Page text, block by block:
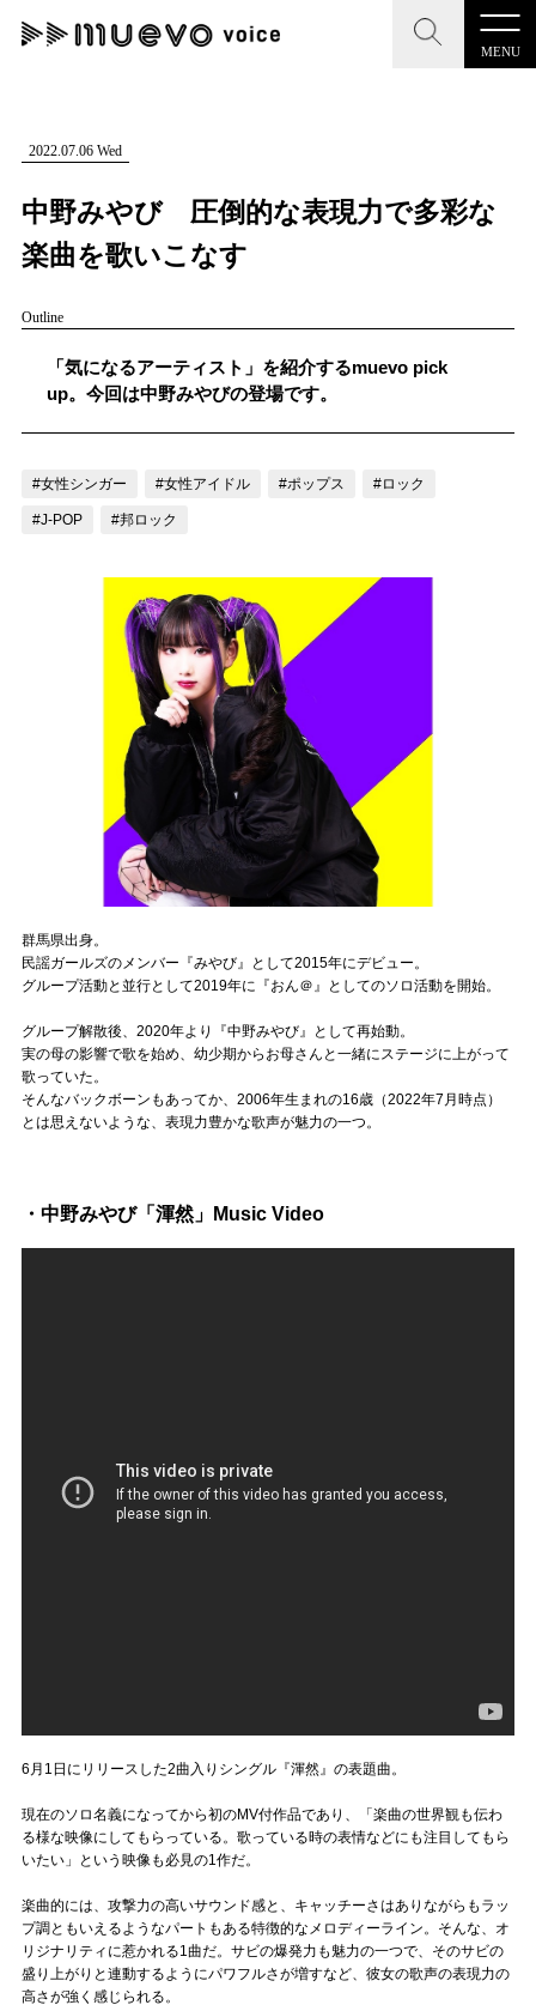
MENU
CLOSE
記事を検索する
人気ワード
#男性SSW #ポップス #女性SSW
CLOSE
"読者の声を形にする”音楽特化メディア
MENU
記事一覧
お問い合わせ
muevoクラウドファンディング
muevoコミュニティ
ぶいクラ！by muevo
ぶいコミュ！by muevo
ぶいマガ！ by muevo
Follow us
Official SNS
2022.07.06 Wed
中野みやび 圧倒的な表現力で多彩な
楽曲を歌いこなす
Outline
「気になるアーティスト」を紹介するmuevo pick
up。今回は中野みやびの登場です。
#女性シンガー #女性アイドル #ポップス #ロック
#J-POP #邦ロック
群馬県出身。
民謡ガールズのメンバー『みやび』として2015年にデビュー。
グループ活動と並行として2019年に『おん＠』としてのソロ活動を開始。
グループ解散後、2020年より『中野みやび』として再始動。
実の母の影響で歌を始め、幼少期からお母さんと一緒にステージに上がって
歌っていた。
そんなバックボーンもあってか、2006年生まれの16歳（2022年7月時点）
とは思えないような、表現力豊かな歌声が魅力の一つ。
・中野みやび「渾然」Music Video
6月1日にリリースした2曲入りシングル『渾然』の表題曲。
現在のソロ名義になってから初のMV付作品であり、「楽曲の世界観も伝わ
る様な映像にしてもらっている。歌っている時の表情などにも注目してもら
いたい」という映像も必見の1作だ。
楽曲的には、攻撃力の高いサウンド感と、キャッチーさはありながらもラッ
プ調ともいえるようなパートもある特徴的なメロディーライン。そんな、オ
リジナリティに惹かれる1曲だ。サビの爆発力も魅力の一つで、そのサビの
盛り上がりと連動するようにパワフルさが増すなど、彼女の歌声の表現力の
高さが強く感じられる。